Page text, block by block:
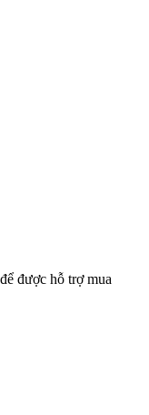
được hỗ trợ mua